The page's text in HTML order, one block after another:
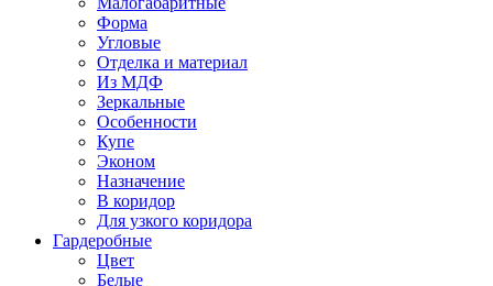
Форма
Угловые
Отделка и материал
Из МДФ
Зеркальные
Особенности
Купе
Эконом
Назначение
В коридор
Для узкого коридора
Гардеробные
Цвет
Белые